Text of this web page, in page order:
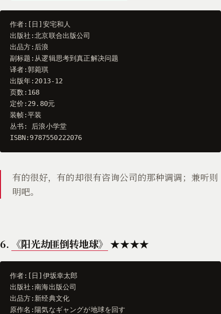
作者:[ 日 ] 安宅和人
出版社 :北京联合出版公司
出品方: 后浪
副标题 : 从逻辑思考到真正解决问题
译者:郭菀琪
出版年: 2013-12
页数 : 168
定价 : 29.80元
装帧:平装
丛书 :
后浪小学堂
ISBN: 9787550222076
有的很好，有的却很有咨询公司的那种调调；兼听则
明吧。
6. 《阳光劫匪倒转地球》 ★★★★
作者:[ 日 ]伊坂幸太郎
出版社 :南海出版公司
出品方: 新经典文化
原作名 :陽気なギャングが地球を回す